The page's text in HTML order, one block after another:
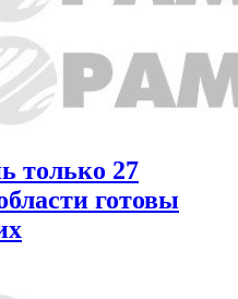
только 27
готовы